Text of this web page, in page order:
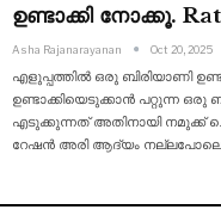
ഉണ്ടാക്കി നോക്കൂ.
Asha Rajanarayanan Oct 20, 2025
എളുപ്പത്തിൽ ഒരു ബിരിയാണി
ഉണ്ടാക്കിയെടുക്കാൻ പറ്റുന്ന
എടുക്കുന്നത് അതിനായി നമുക്ക്
റേഷൻ അരി ആദ്യം